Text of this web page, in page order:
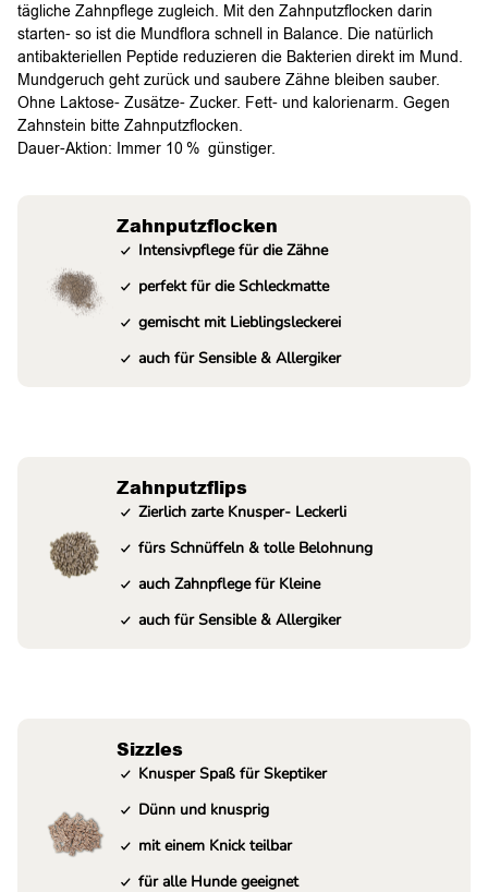
tägliche Zahnpflege zugleich. Mit den Zahnputzflocken darin
starten- so ist die Mundflora schnell in Balance. Die natürlich
antibakteriellen Peptide reduzieren die Bakterien direkt im Mund.
Mundgeruch geht zurück und saubere Zähne bleiben sauber.
Ohne Laktose- Zusätze- Zucker. Fett- und kalorienarm. Gegen
Zahnstein bitte Zahnputzflocken.
Dauer-Aktion: Immer 10 % günstiger.
Zahnputzflocken
Intensivpflege für die Zähne
perfekt für die Schleckmatte
gemischt mit Lieblingsleckerei
auch für Sensible & Allergiker
Zahnputzflips
Zierlich zarte Knusper- Leckerli
fürs Schnüffeln & tolle Belohnung
auch Zahnpflege für Kleine
auch für Sensible & Allergiker
Sizzles
Knusper Spaß für Skeptiker
Dünn und knusprig
mit einem Knick teilbar
für alle Hunde geeignet